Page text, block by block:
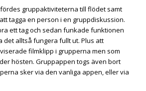
gruppaktiviteterna till flödet samt
tagga en person i en gruppdiskussion.
ett tag och sedan funkade funktionen
det alltså fungera fullt ut. Plus att
filmklipp i grupperna men som
hösten. Gruppappen togs även bort
sker via den vanliga appen, eller via